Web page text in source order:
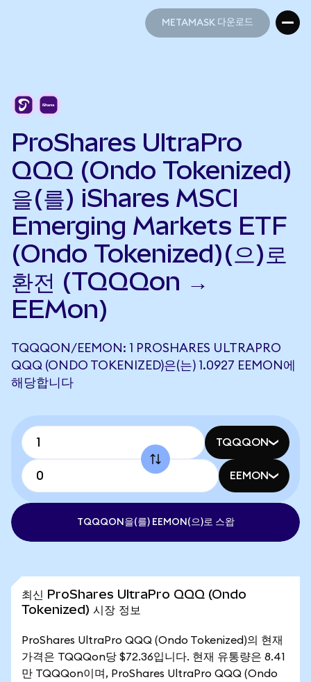
METAMASK 다운로드
ProShares UltraPro
QQQ (Ondo Tokenized)
을(를) iShares MSCI
Emerging Markets ETF
(Ondo Tokenized)(으)로
환전 (TQQQon →
EEMon)
TQQQON/EEMON: 1 PROSHARES ULTRAPRO
QQQ (ONDO TOKENIZED)은(는) 1.0927 EEMON에
해당합니다
TQQQON
EEMON
TQQQON을(를) EEMON(으)로 스왑
최신 ProShares UltraPro QQQ (Ondo
Tokenized) 시장 정보
ProShares UltraPro QQQ (Ondo Tokenized)의 현재
가격은 TQQQon당 $72.36입니다. 현재 유통량은 8.41
만 TQQQon이며, ProShares UltraPro QQQ (Ondo